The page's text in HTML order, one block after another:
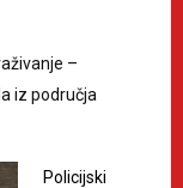
–
iz područja
Policijski